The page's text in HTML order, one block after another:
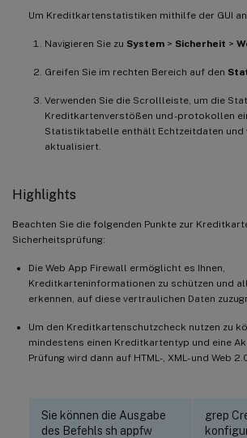
Um Kreditkartenstatistiken mithilfe der GUI
Navigieren Sie zu System > Sicherheit >
Greifen Sie im rechten Bereich auf den
Verwenden Sie die Scrollleiste, um die
Kreditkartenverstößen und -protokollen
Statistiktabelle enthält Echtzeitdaten und
aktualisiert.
Highlights
Beachten Sie die folgenden Punkte zur
Sicherheitsprüfung:
Die Web App Firewall ermöglicht es Ihnen,
Kreditkarteninformationen zu schützen und
erkennen, auf diese vertraulichen Daten
Um den Kreditkartenschutzcheck nutzen zu
mindestens einen Kreditkartentyp und eine
Prüfung wird dann auf HTML-, XML- und Web
Sie können die Ausgabe
des Befehls sh appfw
grep